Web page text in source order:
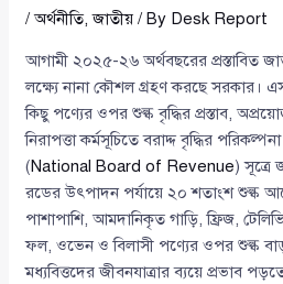
/অর্থনীতি,জাতীয় / By Desk Report
আগামী ২০২৫-২৬ অর্থবছরের প্রস্তাবিত
লক্ষ্যে নানা কৌশল গ্রহণ করছে সরকার।
কিছু পণ্যের ওপর শুল্ক বৃদ্ধির প্রস্তাব,
নিরাপত্তা কর্মসূচিতে বরাদ্দ বৃদ্ধির
(National Board of Revenue) সূত্রে
রডের উৎপাদন পর্যায়ে ২০ শতাংশ শুল্ক
পাশাপাশি, আমদানিকৃত গাড়ি, ফ্রিজ,
ফল, ওভেন ও বিলাসী পণ্যের ওপর শুল্ক
মধ্যবিত্তদের জীবনযাত্রার ব্যয়ে প্রভাব